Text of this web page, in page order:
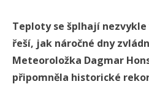
Teploty se šplhají
řeší, jak náročné dny
Meteoroložka Dagmar
připomněla historické